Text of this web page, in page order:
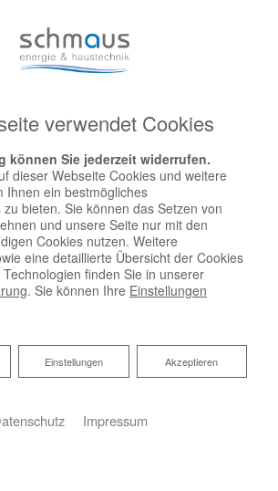
& Musterbäder»Basic-Bad 8,2 ㎡
㎡
verwendet Cookies
können Sie jederzeit widerrufen.
dieser Webseite Cookies und weitere
Ihnen ein bestmögliches
bieten. Sie können das Setzen von
und unsere Seite nur mit den
Cookies nutzen. Weitere
eine detaillierte Übersicht der Cookies
finden Sie in unserer
. Sie können Ihre Einstellungen
Akzeptieren
Einstellungen
Impressum